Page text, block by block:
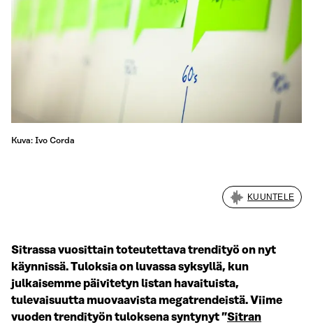
Kuva: Ivo Corda
KUUNTELE
Sitrassa vuosittain toteutettava trendityö on nyt
käynnissä. Tuloksia on luvassa syksyllä, kun
julkaisemme päivitetyn listan havaituista,
tulevaisuutta muovaavista megatrendeistä. Viime
vuoden trendityön tuloksena syntynyt ”Sitran